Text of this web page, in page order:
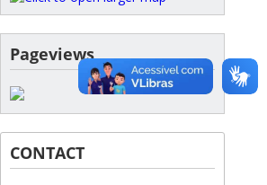
Pageviews
CONTACT